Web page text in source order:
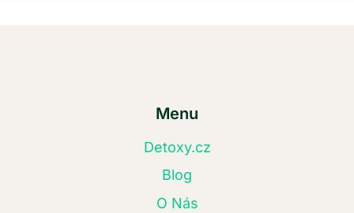
Menu
Detoxy.cz
Blog
O Nás